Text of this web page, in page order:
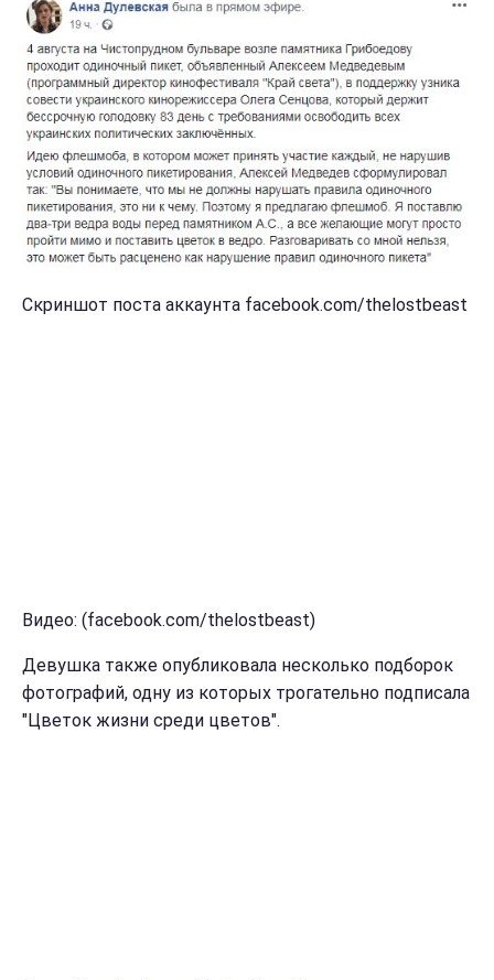
Скриншот поста аккаунта facebook.com/thelostbeast
Видео: (facebook.com/thelostbeast)
Девушка также опубликовала несколько подборок
фотографий, одну из которых трогательно подписала
"Цветок жизни среди цветов".